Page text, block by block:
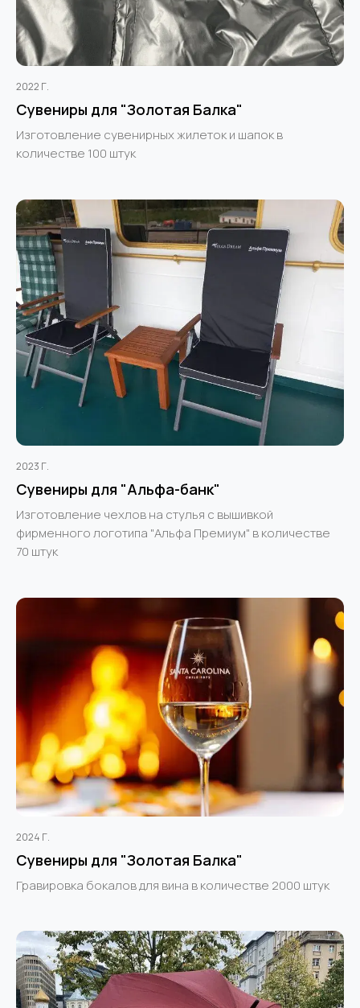
2022 Г.
Сувениры для "Золотая Балка"
Изготовление сувенирных жилеток и шапок в
количестве 100 штук
2023 Г.
Сувениры для "Альфа-банк"
Изготовление чехлов на стулья с вышивкой
фирменного логотипа "Альфа Премиум" в количестве
70 штук
2024 Г.
Сувениры для "Золотая Балка"
Гравировка бокалов для вина в количестве 2000 штук